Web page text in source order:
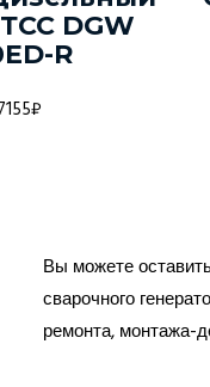
DGW
R
Вы можете
сварочного
ремонта, монтажа-